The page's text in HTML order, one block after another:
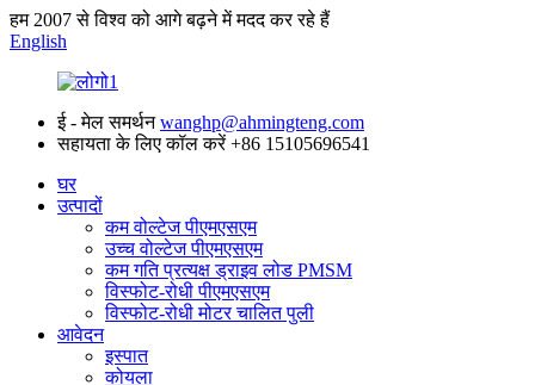
हम 2007 से विश्व को आगे बढ़ने में मदद कर रहे हैं
English
ई - मेल समर्थन wanghp@ahmingteng.com
सहायता के लिए कॉल करें +86 15105696541
घर
उत्पादों
कम वोल्टेज पीएमएसएम
उच्च वोल्टेज पीएमएसएम
कम गति प्रत्यक्ष ड्राइव लोड PMSM
विस्फोट-रोधी पीएमएसएम
विस्फोट-रोधी मोटर चालित पुली
आवेदन
इस्पात
कोयला